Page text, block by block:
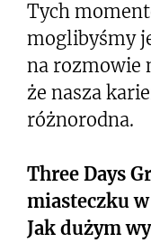
Tych
moglibyśmy
na rozmowie
że nasza
różnorodna.
Three Days
miasteczku
Jak dużym